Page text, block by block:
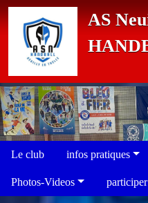
AS
Le club infos pratiques
Photos-Videos participer
Panneau de gestion des cookies